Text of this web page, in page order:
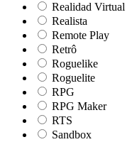
Realidad Virtual
Realista
Remote Play
Retrô
Roguelike
Roguelite
RPG
RPG Maker
RTS
Sandbox